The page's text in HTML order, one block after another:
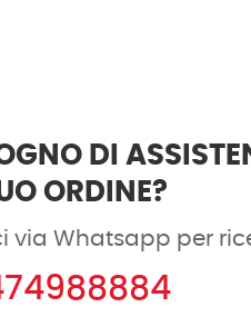
DI
ORDINE?
via Whatsapp per